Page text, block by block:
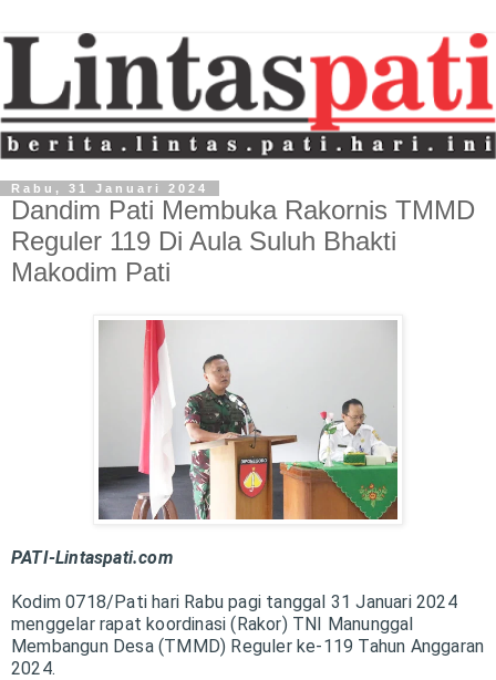
Rabu, 31 Januari 2024
Dandim Pati Membuka Rakornis TMMD
Reguler 119 Di Aula Suluh Bhakti
Makodim Pati
PATI-Lintaspati.com
Kodim 0718/Pati hari Rabu pagi tanggal 31 Januari 2024
menggelar rapat koordinasi (Rakor) TNI Manunggal
Membangun Desa (TMMD) Reguler ke-119 Tahun Anggaran
2024.